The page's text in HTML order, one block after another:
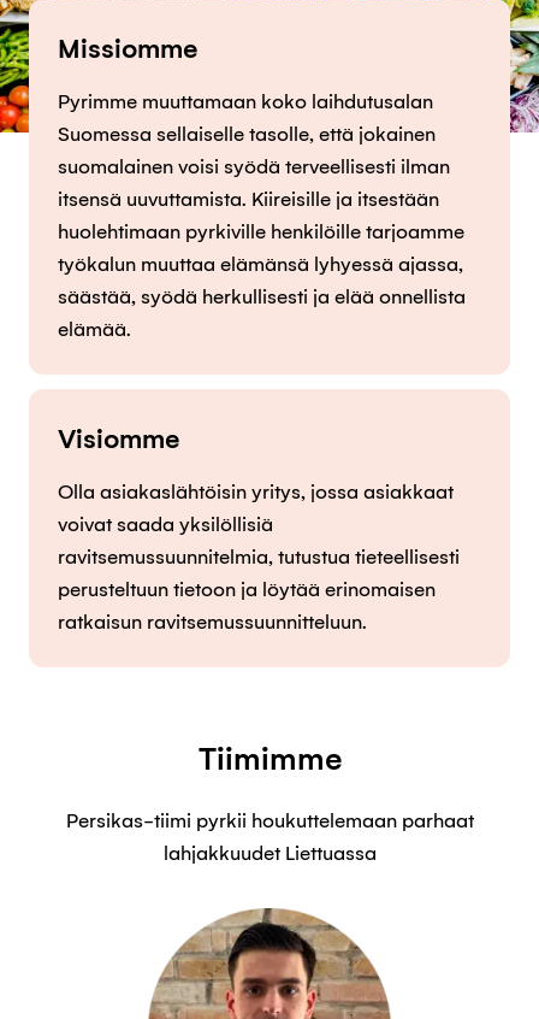
Missiomme
Pyrimme muuttamaan koko laihdutusalan
Suomessa sellaiselle tasolle, että jokainen
suomalainen voisi syödä terveellisesti ilman
itsensä uuvuttamista. Kiireisille ja itsestään
huolehtimaan pyrkiville henkilöille tarjoamme
työkalun muuttaa elämänsä lyhyessä ajassa,
säästää, syödä herkullisesti ja elää onnellista
elämää.
Visiomme
Olla asiakaslähtöisin yritys, jossa asiakkaat
voivat saada yksilöllisiä
ravitsemussuunnitelmia, tutustua tieteellisesti
perusteltuun tietoon ja löytää erinomaisen
ratkaisun ravitsemussuunnitteluun.
Tiimimme
Persikas-tiimi pyrkii houkuttelemaan parhaat
lahjakkuudet Liettuassa